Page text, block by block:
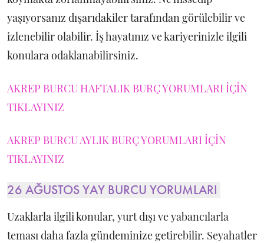
yaşıyorsanız dışarıdakiler tarafından görülebilir ve
izlenebilir olabilir. İş hayatınız ve kariyerinizle ilgili
konulara odaklanabilirsiniz.
AKREP BURCU HAFTALIK BURÇ YORUMLARI İÇİN
TIKLAYINIZ
AKREP BURCU AYLIK BURÇ YORUMLARI İÇİN
TIKLAYINIZ
26 AĞUSTOS YAY BURCU YORUMLARI
Uzaklarla ilgili konular, yurt dışı ve yabancılarla
teması daha fazla gündeminize getirebilir. Seyahatler